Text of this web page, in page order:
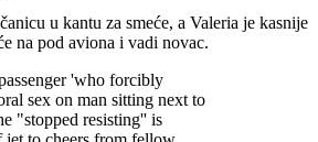
u kantu za smeće, a Valeria je kasnije
na pod aviona i vadi novac.
'who forcibly
sex on man sitting next to
"stopped resisting'' is